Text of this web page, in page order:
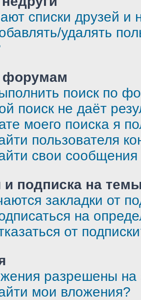
списки друзей и
удалять
форумам
поиск по
поиск не даёт
моего поиска я
пользователя
свои
и подписка на
закладки от
на
от
разрешены
мои вложения?